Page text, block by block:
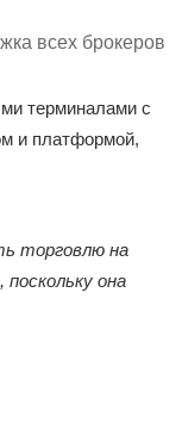
всех брокеров
терминалами с
и платформой,
торговлю на
она